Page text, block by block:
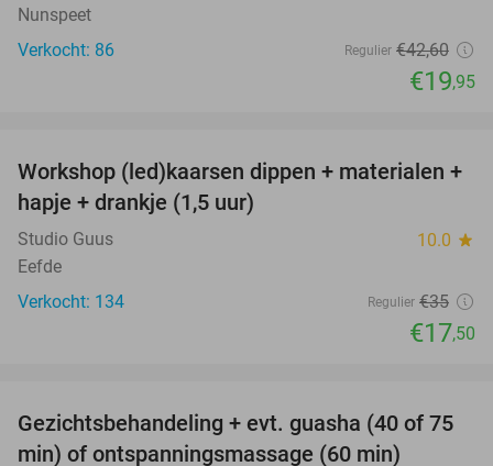
Nunspeet
Verkocht: 86
Regulier €42,60
€19,95
50%
Workshop (led)kaarsen dippen + materialen +
hapje + drankje (1,5 uur)
Studio Guus 10.0 star
Eefde
Verkocht: 134
Regulier €35
€17,50
50%
OUT
Gezichtsbehandeling + evt. guasha (40 of 75
min) of ontspanningsmassage (60 min)